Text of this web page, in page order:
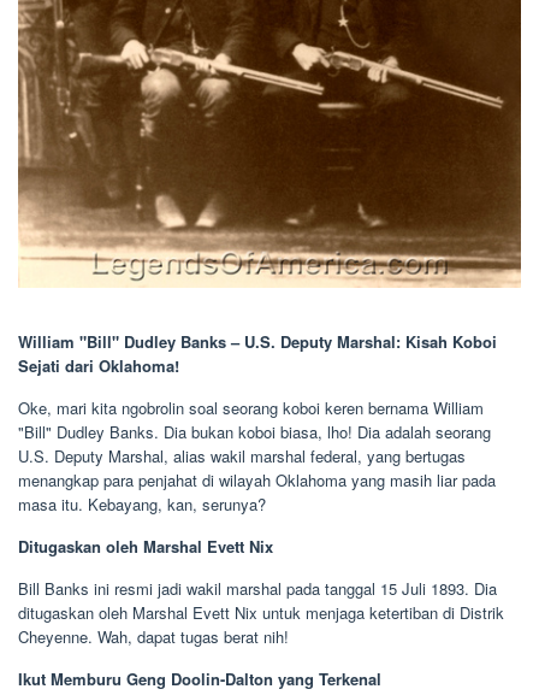
William "Bill" Dudley Banks – U.S. Deputy Marshal: Kisah Koboi
Sejati dari Oklahoma!
Oke, mari kita ngobrolin soal seorang koboi keren bernama William
"Bill" Dudley Banks. Dia bukan koboi biasa, lho! Dia adalah seorang
U.S. Deputy Marshal, alias wakil marshal federal, yang bertugas
menangkap para penjahat di wilayah Oklahoma yang masih liar pada
masa itu. Kebayang, kan, serunya?
Ditugaskan oleh Marshal Evett Nix
Bill Banks ini resmi jadi wakil marshal pada tanggal 15 Juli 1893. Dia
ditugaskan oleh Marshal Evett Nix untuk menjaga ketertiban di Distrik
Cheyenne. Wah, dapat tugas berat nih!
Ikut Memburu Geng Doolin-Dalton yang Terkenal